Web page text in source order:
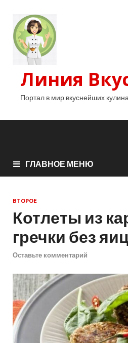
Линия
Портал в мир вкуснейших
ГЛАВНОЕ МЕНЮ
ВТОРОЕ
Котлеты из
гречки без
Оставьте комментарий